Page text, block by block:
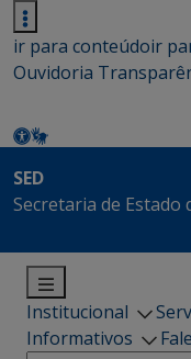
ir para conteúdoir
Ouvidoria
SED
Secretaria de Estado
Institucional
Informativos